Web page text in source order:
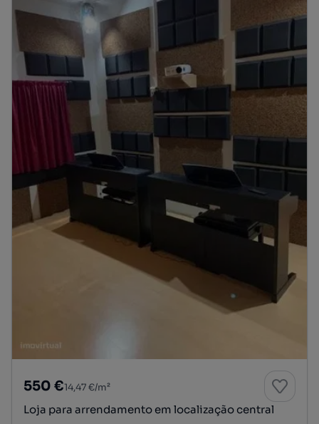
550 €14,47 €/m²
Loja para arrendamento em localização central